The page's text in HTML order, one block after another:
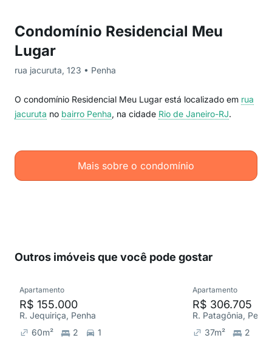
Condomínio Residencial Meu
Lugar
rua jacuruta, 123 • Penha
O condomínio Residencial Meu Lugar está localizado em rua
jacuruta no bairro Penha, na cidade Rio de Janeiro-RJ.
Mais sobre o condomínio
Outros imóveis que você pode gostar
Apartamento
R$ 155.000
R. Jequiriça, Penha
60m² 2
1
Apartamento
R$ 306.705
R. Patagônia, Penha
37m²
2